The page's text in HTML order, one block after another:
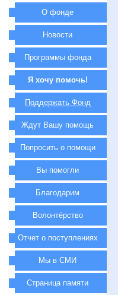
О фонде
Новости
Программы фонда
Я хочу помочь!
Поддержать Фонд
Ждут Вашу помощь
Попросить о помощи
Вы помогли
Благодарим
Волонтёрство
Отчет о поступлениях
Мы в СМИ
Страница памяти